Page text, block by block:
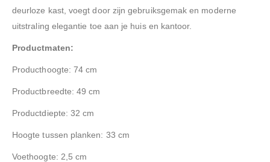
deurloze kast, voegt door zijn gebruiksgemak en moderne
uitstraling elegantie toe aan je huis en kantoor.
Productmaten:
Producthoogte: 74 cm
Productbreedte: 49 cm
Productdiepte: 32 cm
Hoogte tussen planken: 33 cm
Voethoogte: 2,5 cm